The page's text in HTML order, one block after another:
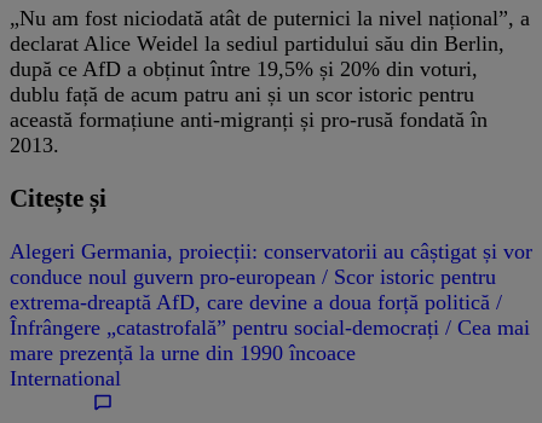
„Nu am fost niciodată atât de puternici la nivel național”, a
declarat Alice Weidel la sediul partidului său din Berlin,
după ce AfD a obținut între 19,5% și 20% din voturi,
dublu față de acum patru ani și un scor istoric pentru
această formațiune anti-migranți și pro-rusă fondată în
2013.
Citește și
Alegeri Germania, proiecții: conservatorii au câștigat și vor
conduce noul guvern pro-european / Scor istoric pentru
extrema-dreaptă AfD, care devine a doua forță politică /
Înfrângere „catastrofală” pentru social-democrați / Cea mai
mare prezență la urne din 1990 încoace
International